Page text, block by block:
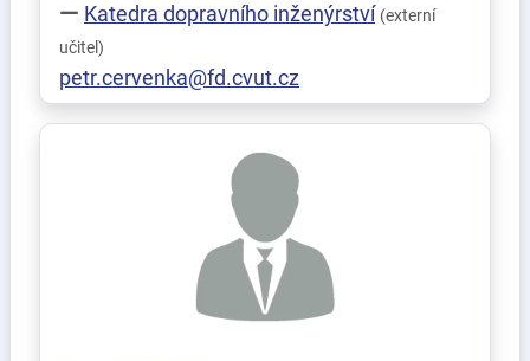
Katedra dopravního inženýrství (externí
učitel)
petr.cervenka@fd.cvut.cz